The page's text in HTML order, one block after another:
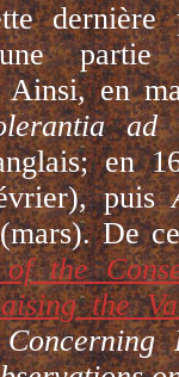
Ainsi, en
ad
en
puis
De
of the
the